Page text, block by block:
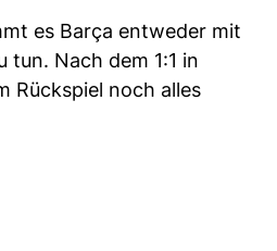
es Barça entweder mit
tun. Nach dem 1:1 in
Rückspiel noch alles